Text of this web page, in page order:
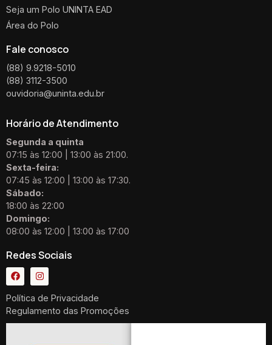
Seja um Polo UNINTA EAD
Área do Polo
Fale conosco
(88) 9.9218-5010
(88) 3112-3500
ouvidoria@uninta.edu.br
Horário de Atendimento
Segunda a quinta
07:15 às 12:00 | 13:00 às 21:00.
Sexta-feira:
07:45 às 12:00 | 13:00 às 17:30.
Sábado:
18:00 às 22:00
Domingo:
08:00 às 12:00 | 13:00 às 17:00
Redes Sociais
Política de Privacidade
Regulamento das Promoções